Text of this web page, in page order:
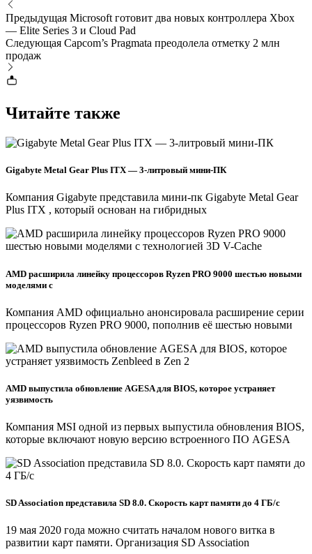
Предыдущая Microsoft готовит два новых контроллера Xbox
— Elite Series 3 и Cloud Pad
Следующая Capcom’s Pragmata преодолела отметку 2 млн
продаж
Читайте также
Gigabyte Metal Gear Plus ITX — 3-литровый мини-ПК
Компания Gigabyte представила мини-пк Gigabyte Metal Gear
Plus ITX , который основан на гибридных
AMD расширила линейку процессоров Ryzen PRO 9000 шестью новыми
моделями с
Компания AMD официально анонсировала расширение серии
процессоров Ryzen PRO 9000, пополнив её шестью новыми
AMD выпустила обновление AGESA для BIOS, которое устраняет
уязвимость
Компания MSI одной из первых выпустила обновления BIOS,
которые включают новую версию встроенного ПО AGESA
SD Association представила SD 8.0. Скорость карт памяти до 4 ГБ/c
19 мая 2020 года можно считать началом нового витка в
развитии карт памяти. Организация SD Association